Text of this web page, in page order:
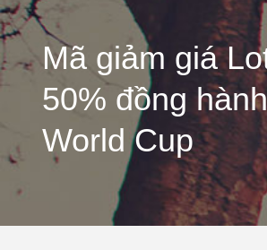
Mã giảm giá
50% đồng hành
World Cup